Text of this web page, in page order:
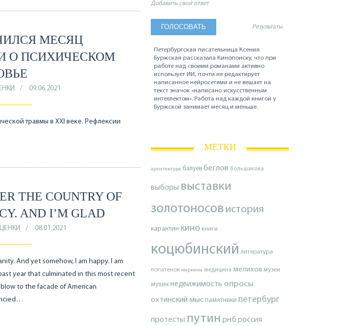
МЕСЯЦ
О ПСИХИЧЕСКОМ
09.06.2021
травмы в XXI веке. Рефлексии
THE COUNTRY OF
AND I’M GLAD
08.01.2021
And yet somehow, I am happy. I am
year that culminated in this most recent
to the facade of American
Добавить свой ответ
Результаты
Петербургская писательница Ксения
Буржская рассказала Кинопоиску, что при
работе над своими романами активно
использует ИИ, почти не редактирует
написанное нейросетями и не вешает на
текст значок «написано искусственным
интеллектом». Работа над каждой книгой у
Буржской занимает месяц и меньше.
МЕТКИ
архитектура балуев беглов большакова
выборы выставки
золотоносов история
карантин кино книги
коцюбинский литература
лопатенок маркина медицина мелихов музеи
мухин недвижимость опросы
охтинский мыс памятники петербург
протесты путин рнброссия